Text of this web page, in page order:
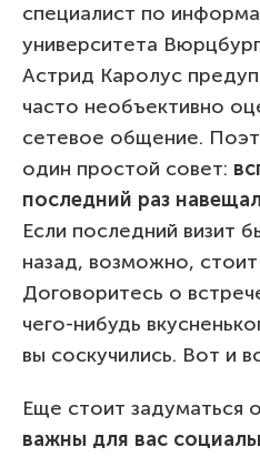
специалист по
университета
Астрид Каролус
часто необъективно
сетевое общение.
один простой совет: в
последний раз
Если последний визит
назад, возможно,
Договоритесь о
чего-нибудь
вы соскучились. Вот и
Еще стоит задуматься
важны для вас